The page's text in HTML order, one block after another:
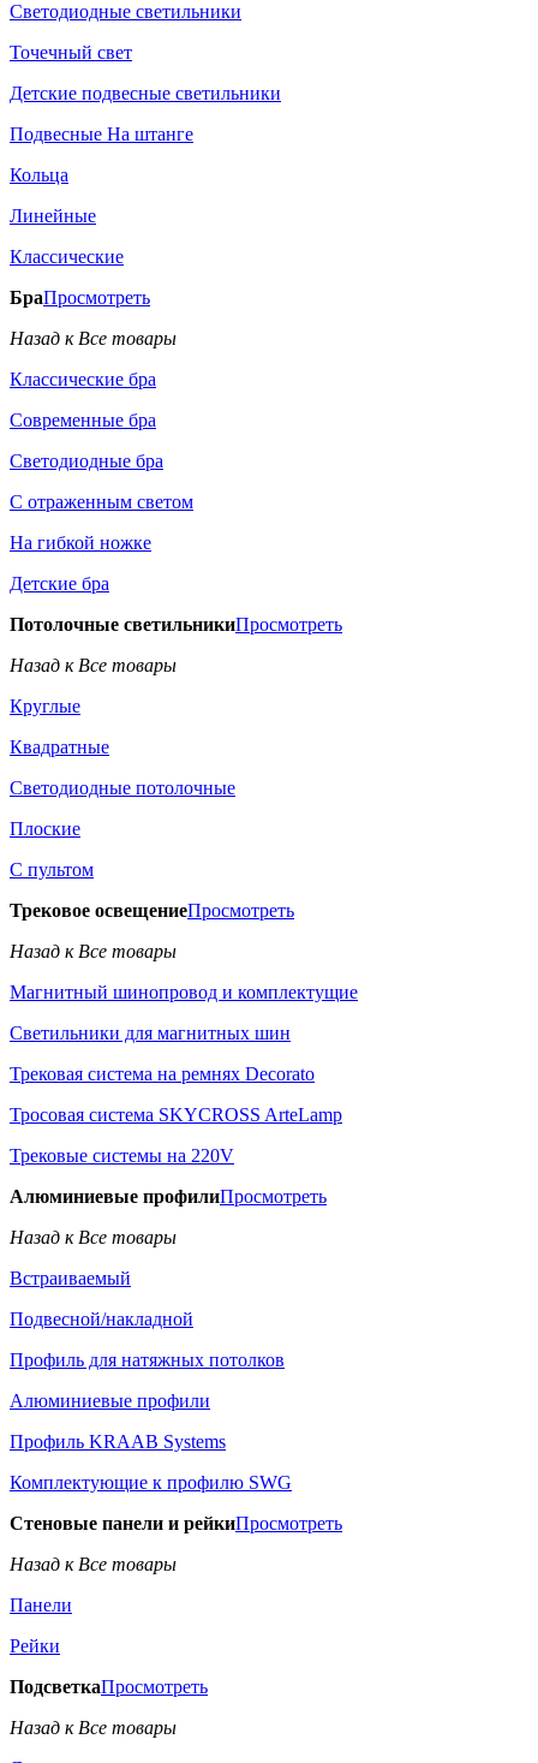
Светодиодные светильники
Точечный свет
Детские подвесные светильники
Подвесные На штанге
Кольца
Линейные
Классические
БраПросмотреть
Назад к Все товары
Классические бра
Современные бра
Светодиодные бра
С отраженным светом
На гибкой ножке
Детские бра
Потолочные светильникиПросмотреть
Назад к Все товары
Круглые
Квадратные
Светодиодные потолочные
Плоские
С пультом
Трековое освещениеПросмотреть
Назад к Все товары
Магнитный шинопровод и комплектущие
Светильники для магнитных шин
Трековая система на ремнях Decorato
Тросовая система SKYCROSS ArteLamp
Трековые системы на 220V
Алюминиевые профилиПросмотреть
Назад к Все товары
Встраиваемый
Подвесной/накладной
Профиль для натяжных потолков
Алюминиевые профили
Профиль KRAAB Systems
Комплектующие к профилю SWG
Стеновые панели и рейкиПросмотреть
Назад к Все товары
Панели
Рейки
ПодсветкаПросмотреть
Назад к Все товары